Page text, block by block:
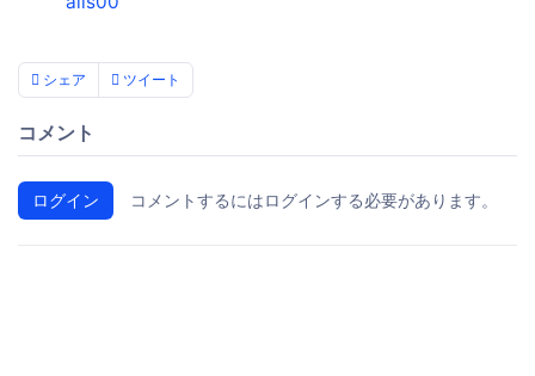
シェア ツイート
コメント
ログイン コメントするにはログインする必要があります。